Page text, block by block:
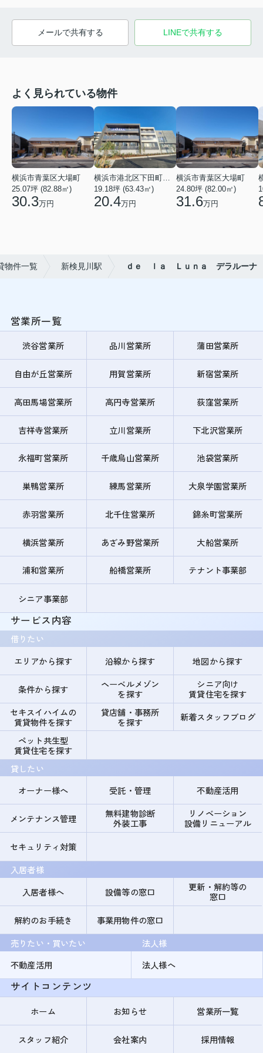
メールで共有する LINEで共有する
よく見られている物件
横浜市青葉区大場町
25.07坪 (82.88㎡)
30.3万円
19.18坪 (63.43㎡)
20.4万円
横浜市青葉区大場町
24.80坪 (82.00㎡)
31.6万円
物件一覧 新検見川駅 ｄｅ ｌａ Ｌｕｎａ デラルーナ
営業所一覧
渋谷営業所 品川営業所 蒲田営業所
自由が丘営業所 用賀営業所 新宿営業所
高田馬場営業所 高円寺営業所 荻窪営業所
吉祥寺営業所 立川営業所 下北沢営業所
永福町営業所 千歳烏山営業所 池袋営業所
巣鴨営業所 練馬営業所 大泉学園営業所
赤羽営業所 北千住営業所 錦糸町営業所
横浜営業所 あざみ野営業所 大船営業所
浦和営業所 船橋営業所 テナント事業部
シニア事業部
サービス内容
借りたい
エリアから探す
沿線から探す 地図から探す
条件から探す
ヘーベルメゾン
を探す
シニア向け
賃貸住宅を探す
セキスイハイムの
賃貸物件を探す
貸店舗・事務所
を探す
新着スタッフブログ
ペット共生型
賃貸住宅を探す
貸したい
オーナー様へ
受託・管理 不動産活用
メンテナンス管理
無料建物診断
外装工事
リノベーション
設備リニューアル
セキュリティ対策
入居者様
入居者様へ
設備等の窓口
更新・解約等の
窓口
解約のお手続き
事業用物件の窓口
売りたい・買いたい
不動産活用
法人様
法人様へ
サイトコンテンツ
ホーム お知らせ 営業所一覧
スタッフ紹介 会社案内 採用情報